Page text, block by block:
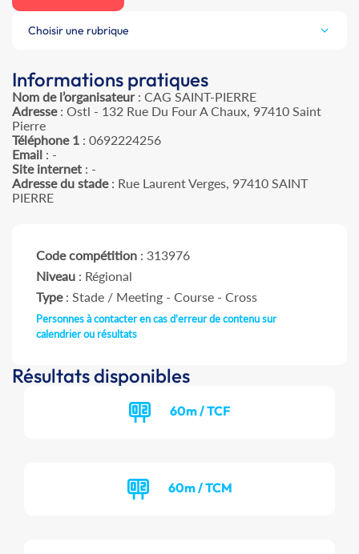
Choisir une rubrique
Informations pratiques
Nom de l’organisateur: CAG SAINT-PIERRE
Adresse: Ostl - 132 Rue Du Four A Chaux, 97410 Saint
Pierre
Téléphone 1 : 0692224256
Email : -
Site internet : -
Adresse du stade: Rue Laurent Verges, 97410 SAINT
PIERRE
Code compétition : 313976
Niveau : Régional
Type: Stade / Meeting - Course - Cross
Personnes à contacter en cas d'erreur de contenu sur
calendrier ou résultats
Résultats disponibles
60m / TCF
60m / TCM